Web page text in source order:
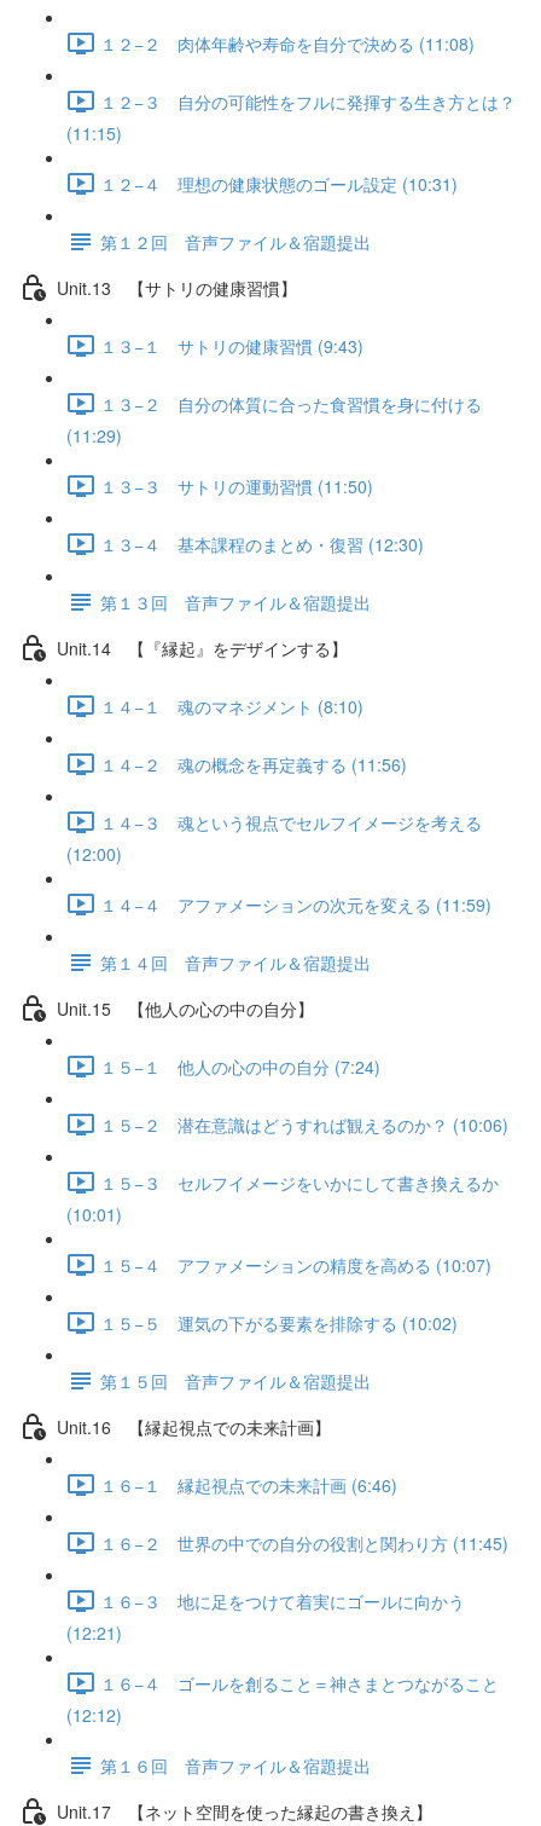
１２−２ 肉体年齢や寿命を自分で決める (11:08)
１２−３ 自分の可能性をフルに発揮する生き方とは？
(11:15)
１２−４ 理想の健康状態のゴール設定 (10:31)
第１２回 音声ファイル＆宿題提出
Unit.13 【サトリの健康習慣】
１３−１ サトリの健康習慣 (9:43)
１３−２ 自分の体質に合った食習慣を身に付ける
(11:29)
１３−３ サトリの運動習慣 (11:50)
１３−４ 基本課程のまとめ・復習 (12:30)
第１３回 音声ファイル＆宿題提出
Unit.14 【『縁起』をデザインする】
１４−１ 魂のマネジメント (8:10)
１４−２ 魂の概念を再定義する (11:56)
１４−３ 魂という視点でセルフイメージを考える
(12:00)
１４−４ アファメーションの次元を変える (11:59)
第１４回 音声ファイル＆宿題提出
Unit.15 【他人の心の中の自分】
１５−１ 他人の心の中の自分 (7:24)
１５−２ 潜在意識はどうすれば観えるのか？ (10:06)
１５−３ セルフイメージをいかにして書き換えるか
(10:01)
１５−４ アファメーションの精度を高める (10:07)
１５−５ 運気の下がる要素を排除する (10:02)
第１５回 音声ファイル＆宿題提出
Unit.16 【縁起視点での未来計画】
１６−１ 縁起視点での未来計画 (6:46)
１６−２ 世界の中での自分の役割と関わり方 (11:45)
１６−３ 地に足をつけて着実にゴールに向かう
(12:21)
１６−４ ゴールを創ること＝神さまとつながること
(12:12)
第１６回 音声ファイル＆宿題提出
Unit.17 【ネット空間を使った縁起の書き換え】